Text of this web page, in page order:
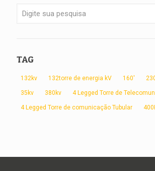
TAG
132kv 132torre de energia kV 160'
35kv 380kv 4 Legged Torre de
4 Legged Torre de comunicação Tubular